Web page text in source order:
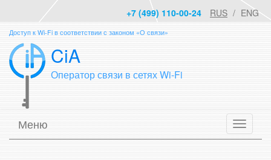
+7 (499) 110-00-24 RUS ENG
Доступ к Wi-Fi в соответствии с законом «О связи»
CiA
Оператор связи в сетях Wi-Fi
Меню